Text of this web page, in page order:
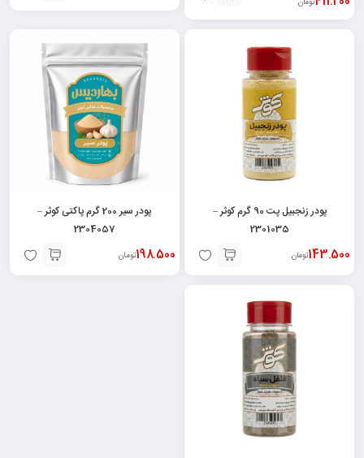
پودر زنجبیل پت 90 گرم کوثر –
2301035
143.500تومان
پودر سیر 200 گرم پاکتی کوثر –
2304057
198.500تومان